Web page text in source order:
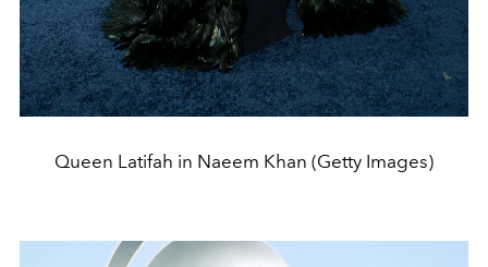
Queen Latifah in Naeem Khan (Getty Images)